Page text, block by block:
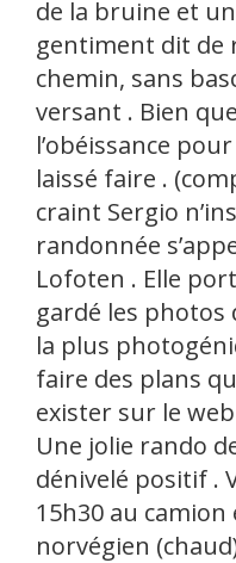
de la bruine et
gentiment dit de
chemin, sans
versant . Bien
l’obéissance
laissé faire .
craint Sergio
randonnée
Lofoten . Elle
gardé les photos
la plus
faire des plans
exister sur le
Une jolie rando
dénivelé positif .
15h30 au
norvégien